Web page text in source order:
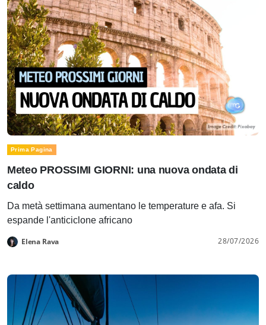
Prima Pagina
Meteo PROSSIMI GIORNI: una nuova ondata di
caldo
Da metà settimana aumentano le temperature e afa. Si
espande l'anticiclone africano
Elena Rava 28/07/2026